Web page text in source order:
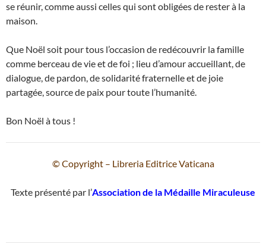
se réunir, comme aussi celles qui sont obligées de rester à la
maison.
Que Noël soit pour tous l’occasion de redécouvrir la famille
comme berceau de vie et de foi ; lieu d’amour accueillant, de
dialogue, de pardon, de solidarité fraternelle et de joie
partagée, source de paix pour toute l’humanité.
Bon Noël à tous !
© Copyright – Libreria Editrice Vaticana
Texte présenté par l’Association de la Médaille Miraculeuse